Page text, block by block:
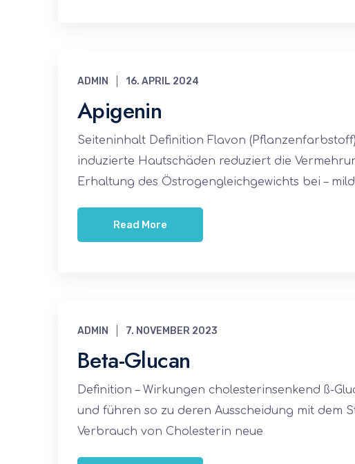
ADMIN 16. APRIL 2024
Apigenin
Seiteninhalt Definition Flavon
induzierte Hautschäden reduziert die
Erhaltung des Östrogengleichgewichts bei –
Read More
ADMIN 7. NOVEMBER 2023
Beta-Glucan
Definition – Wirkungen cholesterinsenkend ß-
und führen so zu deren Ausscheidung mit dem
Verbrauch von Cholesterin neue